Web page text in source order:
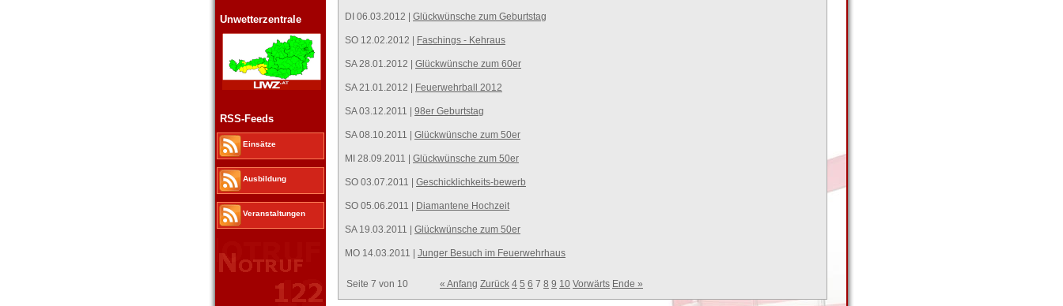
DI 06.03.2012 | Glückwünsche zum Geburtstag
SO 12.02.2012 | Faschings - Kehraus
SA 28.01.2012 | Glückwünsche zum 60er
SA 21.01.2012 | Feuerwehrball 2012
SA 03.12.2011 | 98er Geburtstag
SA 08.10.2011 | Glückwünsche zum 50er
MI 28.09.2011 | Glückwünsche zum 50er
SO 03.07.2011 | Geschicklichkeits-bewerb
SO 05.06.2011 | Diamantene Hochzeit
SA 19.03.2011 | Glückwünsche zum 50er
MO 14.03.2011 | Junger Besuch im Feuerwehrhaus
Seite 7 von 10 « Anfang Zurück 4 5 6 7 8 9 10 Vorwärts Ende »
Unwetterzentrale
RSS-Feeds
Einsätze
Ausbildung
Veranstaltungen